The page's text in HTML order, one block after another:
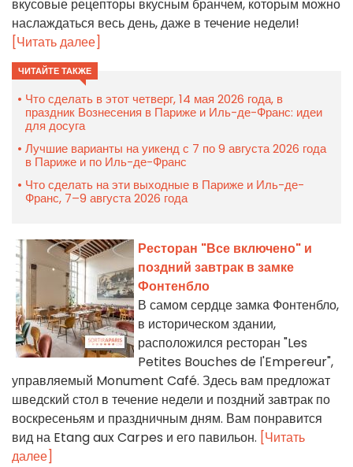
вкусовые рецепторы вкусным бранчем, которым можно
наслаждаться весь день, даже в течение недели!
[Читать далее]
ЧИТАЙТЕ ТАКЖЕ
Что сделать в этот четверг, 14 мая 2026 года, в
праздник Вознесения в Париже и Иль-де-Франс: идеи
для досуга
Лучшие варианты на уикенд с 7 по 9 августа 2026 года
в Париже и по Иль-де-Франс
Что сделать на эти выходные в Париже и Иль-де-
Франс, 7–9 августа 2026 года
Ресторан "Все включено" и
поздний завтрак в замке
Фонтенбло
В самом сердце замка Фонтенбло,
в историческом здании,
расположился ресторан "Les
Petites Bouches de l'Empereur",
управляемый Monument Café. Здесь вам предложат
шведский стол в течение недели и поздний завтрак по
воскресеньям и праздничным дням. Вам понравится
вид на Etang aux Carpes и его павильон. [Читать
далее]